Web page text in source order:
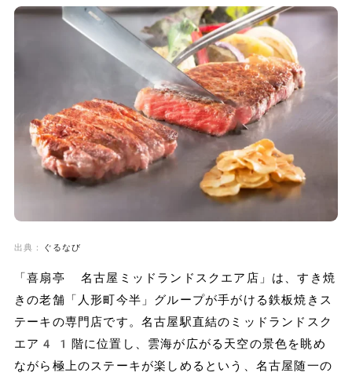
出典： ぐるなび
「喜扇亭 名古屋ミッドランドスクエア店」は、すき焼
きの老舗「人形町今半」グループが手がける鉄板焼きス
テーキの専門店です。名古屋駅直結のミッドランドスク
エア41階に位置し、雲海が広がる天空の景色を眺め
ながら極上のステーキが楽しめるという、名古屋随一の